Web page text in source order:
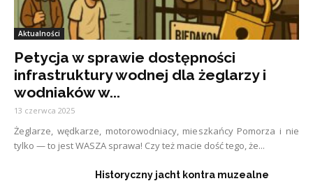
Aktualności
Petycja w sprawie dostępności
infrastruktury wodnej dla żeglarzy i
wodniaków w...
13 czerwca 2025
Żeglarze, wędkarze, motorowodniacy, mieszkańcy Pomorza i nie
tylko — to jest WASZA sprawa! Czy też macie dość tego, że...
Historyczny jacht kontra muzealne